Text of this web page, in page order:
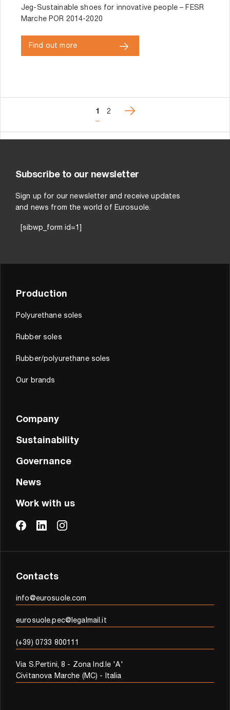
Jeg-Sustainable shoes for innovative people – FESR
Marche POR 2014-2020
Find out more
1 2
Subscribe to our newsletter
Sign up for our newsletter and receive updates
and news from the world of Eurosuole.
[sibwp_form id=1]
Production
Polyurethane soles
Rubber soles
Rubber/polyurethane soles
Our brands
Company
Sustainability
Governance
News
Work with us
Contacts
info@eurosuole.com
eurosuole.pec@legalmail.it
(+39) 0733 800111
Via S.Pertini, 8 - Zona Ind.le 'A'
Civitanova Marche (MC) - Italia